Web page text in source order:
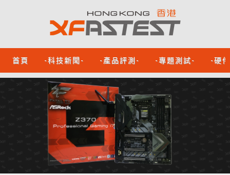
首頁 -科技新聞- -產品評測- -專題測試- -硬